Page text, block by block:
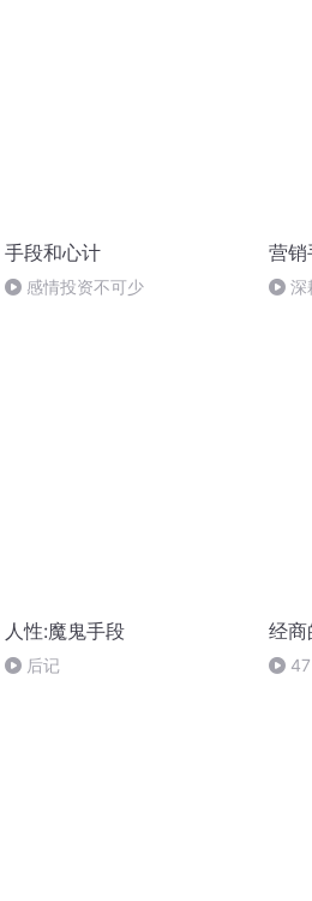
手段和心计
感情投资不可少
营销
深
人性:魔鬼手段
后记
经商